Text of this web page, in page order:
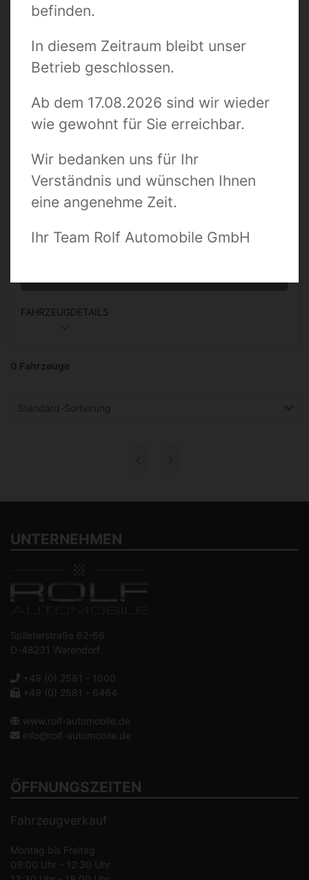
Kilometer bis
FAHRZEUGDETAILS
0 Fahrzeuge
Standard-Sortierung
UNTERNEHMEN
Splieterstraße 62-66
D-48231 Warendorf
+49 (0) 2581 - 1000
+49 (0) 2581 - 6464
www.rolf-automobile.de
info@rolf-automobile.de
ÖFFNUNGSZEITEN
Fahrzeugverkauf
Montag bis Freitag
09:00 Uhr - 12:30 Uhr
befinden.
In diesem Zeitraum bleibt unser
Betrieb geschlossen.
Ab dem 17.08.2026 sind wir wieder
wie gewohnt für Sie erreichbar.
Wir bedanken uns für Ihr
Verständnis und wünschen Ihnen
eine angenehme Zeit.
Ihr Team Rolf Automobile GmbH